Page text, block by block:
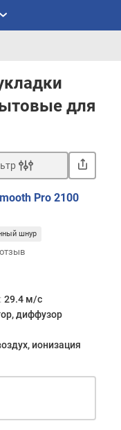
для
Pro 2100
шнур
отзыв
29.4 м/с
диффузор
ионизация